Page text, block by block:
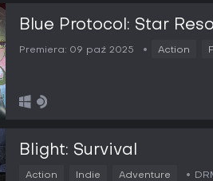
Blue Protocol: Star
Premiera: 09 paź 2025 Action
Blight: Survival
Action Indie Adventure